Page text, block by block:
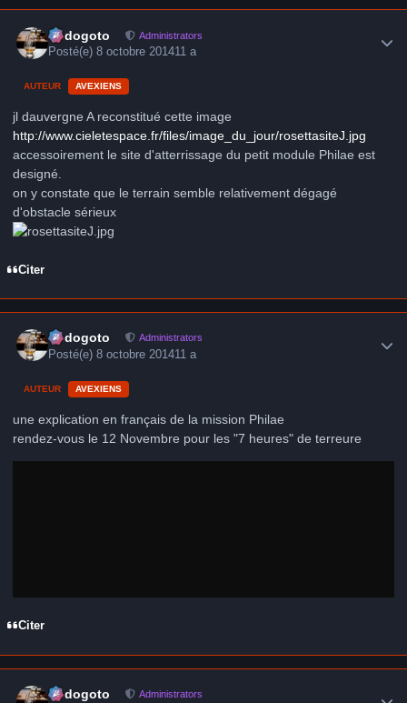
frédogoto Administrators
Posté(e)8 octobre 201411 a
AUTEUR AVEXIENS
jl dauvergne A reconstitué cette image
http://www.cieletespace.fr/files/image_du_jour/rosettasiteJ.jpg
accessoirement le site d'atterrissage du petit module Philae est
designé.
on y constate que le terrain semble relativement dégagé
d'obstacle sérieux
Citer
frédogoto Administrators
Posté(e)8 octobre 201411 a
AUTEUR AVEXIENS
une explication en français de la mission Philae
rendez-vous le 12 Novembre pour les "7 heures" de terreure
Citer
frédogoto Administrators